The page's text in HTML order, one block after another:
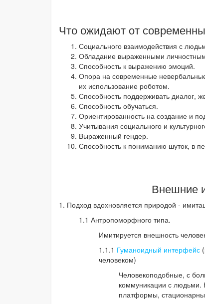
Что ожидают от
Социального взаимодействия с
Обладание выраженными
Способность к выражению эмоций.
Опора на современные
их использование роботом.
Способность поддерживать диалог,
Способность обучаться.
Ориентированность на создание и
Учитывания социального и
Выраженный гендер.
Способность к пониманию шуток, в
Внешние
1. Подход вдохновляется природой -
1.1 Антропоморфного типа.
Имитируется внешность
1.1.1 Гуманоидный интерфейс
человеком)
Человекоподобные, с
коммуникации с людьми.
платформы,